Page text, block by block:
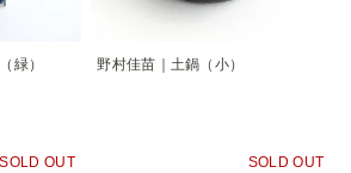
緑）
SOLD OUT
野村佳苗｜土鍋（小）
SOLD OUT